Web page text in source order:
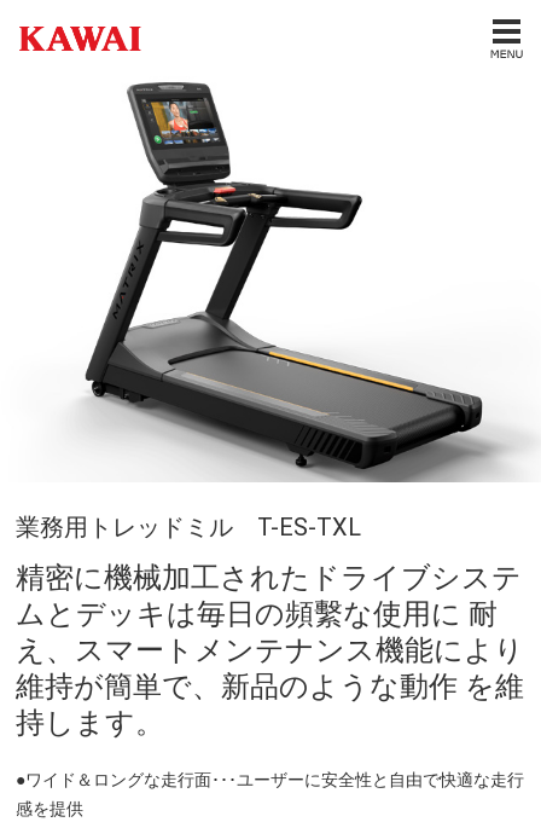
業務用トレッドミル T-ES-TXL
精密に機械加工されたドライブシステ
ムとデッキは毎日の頻繫な使用に 耐
え、スマートメンテナンス機能により
維持が簡単で、新品のような動作 を維
持します。
●ワイド＆ロングな走行面･･･ユーザーに安全性と自由で快適な走行
感を提供